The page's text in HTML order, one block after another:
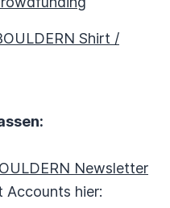
Shirt /
Newsletter
Accounts hier: